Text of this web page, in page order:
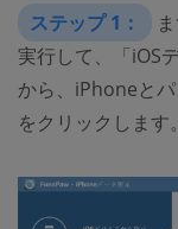
ステップ 1：
実行して、「iOS
から、iPhoneと
をクリックします。